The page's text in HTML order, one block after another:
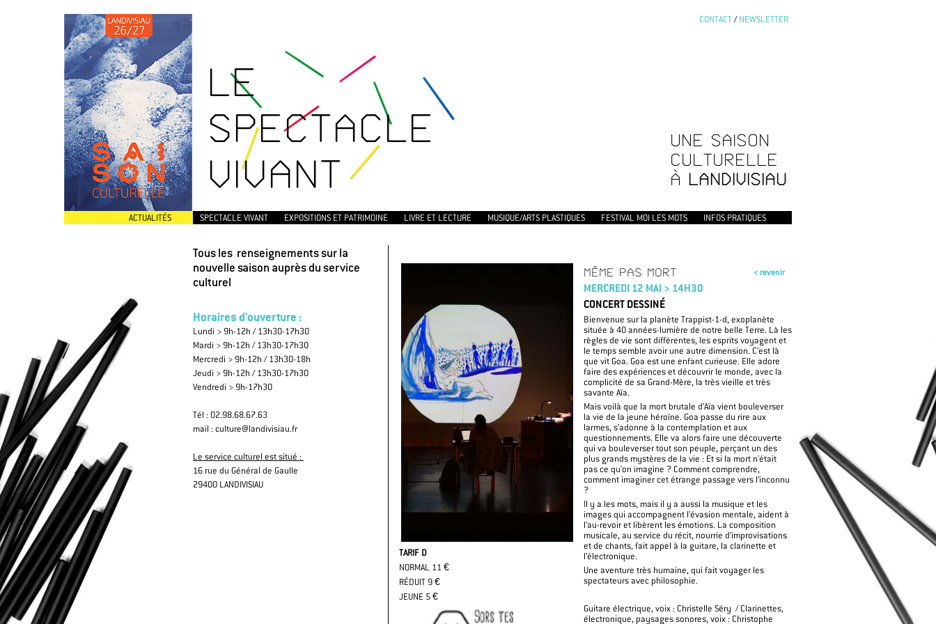
CONTACT / NEWSLETTER
LE
SPECTACLE
VIVANT
UNE SAISON
CULTURELLE
À LANDIVISIAU
ACTUALITÉS SPECTACLE VIVANT EXPOSITIONS ET PATRIMOINE LIVRE ET LECTURE MUSIQUE/ARTS PLASTIQUES FESTIVAL MOI LES MOTS INFOS PRATIQUES
Tous les renseignements sur la
nouvelle saison auprès du service
culturel
Horaires d'ouverture :
Lundi > 9h-12h / 13h30-17h30
Mardi > 9h-12h / 13h30-17h30
Mercredi > 9h-12h / 13h30-18h
Jeudi > 9h-12h / 13h30-17h30
Vendredi > 9h-17h30
Tél : 02.98.68.67.63
mail : culture@landivisiau.fr
Le service culturel est situé :
16 rue du Général de Gaulle
29400 LANDIVISIAU
TARIF D
NORMAL 11 €
RÉDUIT 9 €
JEUNE 5 €
< revenir
MÊME PAS MORT
MERCREDI 12 MAI > 14H30
CONCERT DESSINÉ
Bienvenue sur la planète Trappist-1-d, exoplanète
située à 40 années-lumière de notre belle Terre. Là les
règles de vie sont différentes, les esprits voyagent et
le temps semble avoir une autre dimension. C’est là
que vit Goa. Goa est une enfant curieuse. Elle adore
faire des expériences et découvrir le monde, avec la
complicité de sa Grand-Mère, la très vieille et très
savante Aïa.
Mais voilà que la mort brutale d’Aïa vient bouleverser
la vie de la jeune héroïne. Goa passe du rire aux
larmes, s’adonne à la contemplation et aux
questionnements. Elle va alors faire une découverte
qui va bouleverser tout son peuple, perçant un des
plus grands mystères de la vie : Et si la mort n'était
pas ce qu'on imagine ? Comment comprendre,
comment imaginer cet étrange passage vers l’inconnu
?
Il y a les mots, mais il y a aussi la musique et les
images qui accompagnent l’évasion mentale, aident à
l’au-revoir et libèrent les émotions. La composition
musicale, au service du récit, nourrie d’improvisations
et de chants, fait appel à la guitare, la clarinette et
l’électronique.
Une aventure très humaine, qui fait voyager les
spectateurs avec philosophie.
Guitare électrique, voix : Christelle Séry / Clarinettes,
électronique, paysages sonores, voix : Christophe